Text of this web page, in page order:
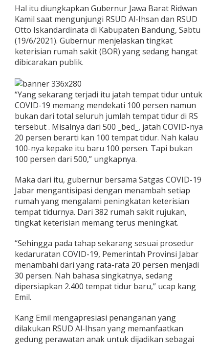
Hal itu diungkapkan Gubernur Jawa Barat Ridwan
Kamil saat mengunjungi RSUD Al-Ihsan dan RSUD
Otto Iskandardinata di Kabupaten Bandung, Sabtu
(19/6/2021). Gubernur menjelaskan tingkat
keterisian rumah sakit (BOR) yang sedang hangat
dibicarakan publik.
“Yang sekarang terjadi itu jatah tempat tidur untuk
COVID-19 memang mendekati 100 persen namun
bukan dari total seluruh jumlah tempat tidur di RS
tersebut . Misalnya dari 500 _bed_, jatah COVID-nya
20 persen berarti kan 100 tempat tidur. Nah kalau
100-nya kepake itu baru 100 persen. Tapi bukan
100 persen dari 500,” ungkapnya.
Maka dari itu, gubernur bersama Satgas COVID-19
Jabar mengantisipasi dengan menambah setiap
rumah yang mengalami peningkatan keterisian
tempat tidurnya. Dari 382 rumah sakit rujukan,
tingkat keterisian memang terus meningkat.
“Sehingga pada tahap sekarang sesuai prosedur
kedaruratan COVID-19, Pemerintah Provinsi Jabar
menambahi dari yang rata-rata 20 persen menjadi
30 persen. Nah bahasa singkatnya, sedang
dipersiapkan 2.400 tempat tidur baru,” ucap kang
Emil.
Kang Emil mengapresiasi penanganan yang
dilakukan RSUD Al-Ihsan yang memanfaatkan
gedung perawatan anak untuk dijadikan sebagai